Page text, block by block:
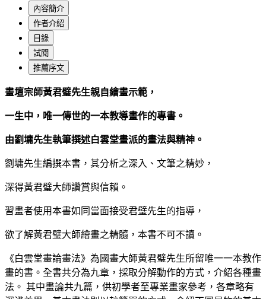
內容簡介
作者介紹
目錄
試閱
推薦序文
畫壇宗師黃君璧先生親自繪畫示範，
一生中，唯一傳世的一本教導畫作的專書。
由劉墉先生執筆撰述白雲堂畫派的畫法與精神。
劉墉先生編撰本書，其分析之深入、文筆之精妙，
深得黃君璧大師讚賞與信賴。
習畫者使用本書如同當面接受君璧先生的指導，
欲了解黃君璧大師繪畫之精髓，本書不可不讀。
《白雲堂畫論畫法》為國畫大師黃君璧先生所留唯一一本教作
畫的書。全書共分為九章，採取分解動作的方式，介紹各種畫
法。 其中畫論共九篇，供初學者至專業畫家參考，各章略有